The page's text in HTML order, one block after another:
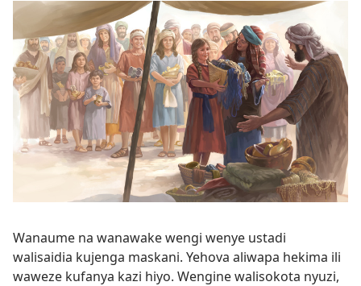
Wanaume na wanawake wengi wenye ustadi
walisaidia kujenga maskani. Yehova aliwapa hekima ili
waweze kufanya kazi hiyo. Wengine walisokota nyuzi,